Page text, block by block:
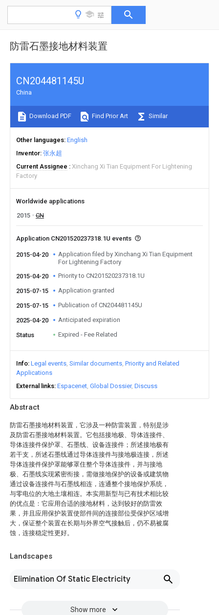
防雷石墨接地材料装置
Abstract
防雷石墨接地材料装置，它涉及一种防雷装置，特别是涉
及防雷石墨接地材料装置。它包括接地极、导体连接件、
导体连接件保护罩、石墨线、设备连接件；所述接地极有
若干支，所述石墨线通过导体连接件与接地极连接，所述
导体连接件保护罩能够罩住整个导体连接件，并与接地
极、石墨线实现紧密衔接，需做接地保护的设备或建筑物
通过设备连接件与石墨线相连，连通整个接地保护系统，
与零电位的大地土壤相连。本实用新型与已有技术相比较
的优点是：它应用合适的接地材料，达到较好的防雷效
果，并且应用保护装置使部件间的连接部位受保护区域增
大，保证整个装置在长期与外界空气接触后，仍不易被腐
蚀，连接稳定性更好。
Landscapes
Elimination Of Static Electricity
Show more
CN204481145U
China
Download PDF Find Prior Art Similar
Other languages English
Inventor 张永超
Current Assignee
Xinchang Xi Tian Equipment For Lightening
Factory
Worldwide applications
2015
CN
Application CN201520237318.1U events
2015-04-20
Application filed by Xinchang Xi Tian Equipment
For Lightening Factory
2015-04-20
Priority to CN201520237318.1U
2015-07-15 Application granted
2015-07-15 Publication of CN204481145U
2025-04-20 Anticipated expiration
Status Expired - Fee Related
Info Legal events Similar documents Priority and Related
Applications
External links Espacenet Global Dossier Discuss